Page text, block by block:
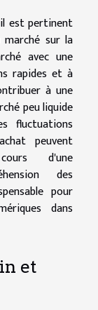
est pertinent
sur la
avec une
rapides et à
à une
peu liquide
fluctuations
peuvent
d'une
des
pour
dans
et